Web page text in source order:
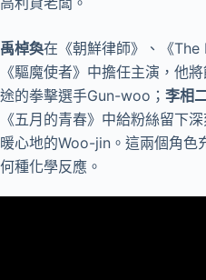
禹棹奐在《朝鮮律師》、《
《驅魔使者》中擔任主演，他
途的拳擊選手Gun-woo； 李相
《五月的青春》中給粉絲留下
暖心地的Woo-jin。這兩個角色
何種化學反應。